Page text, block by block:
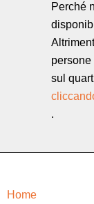
Perché
sul
.
Home